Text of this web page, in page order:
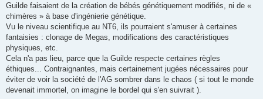
Guilde faisaient de la création de bébés génétiquement modifiés, ni de «
chimères » à base d'ingénierie génétique.
Vu le niveau scientifique au NT6, ils pourraient s'amuser à certaines
fantaisies : clonage de Megas, modifications des caractéristiques
physiques, etc.
Cela n'a pas lieu, parce que la Guilde respecte certaines règles
éthiques... Contraignantes, mais certainement jugées nécessaires pour
éviter de voir la société de l'AG sombrer dans le chaos ( si tout le monde
devenait immortel, on imagine le bordel qui s'en suivrait ).